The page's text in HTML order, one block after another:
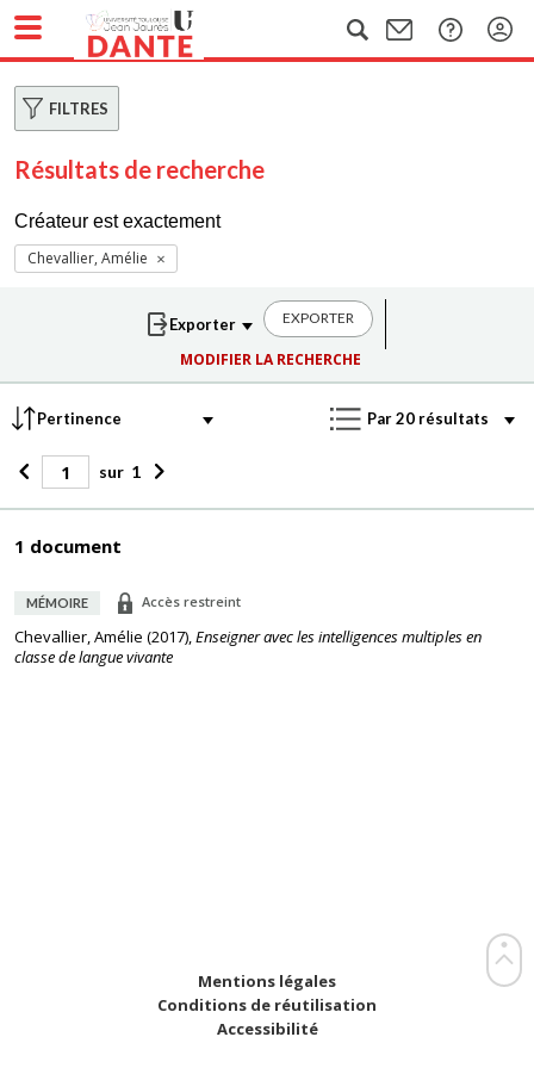
FILTRES
Résultats de recherche
Créateur est exactement
Chevallier, Amélie
EXPORTER
MODIFIER LA RECHERCHE
sur 1
1 document
MÉMOIRE Accès restreint
Chevallier, Amélie (2017),Enseigner avec les intelligences multiples en
classe de langue vivante
Mentions légales
Conditions de réutilisation
Accessibilité